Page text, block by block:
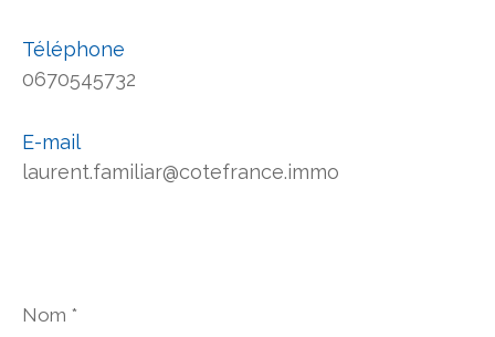
Téléphone
0670545732
E-mail
laurent.familiar@cotefrance.immo
*